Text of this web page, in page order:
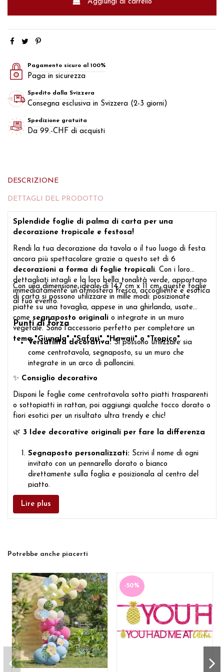
Aggiungi al carrello
Pagamento sicuro al 100%
Paga in sicurezza
Spedito dalla Svizzera
Consegna esclusiva in Svizzera (2-3 giorni)
Spedizione gratuita
Da 99.-CHF di acquisti
DESCRIZIONE
DETTAGLI DEL PRODOTTO
Splendide foglie di palma di carta per una
decorazione tropicale e festosa!
Rendi la tua decorazione da tavola o il tuo luogo di festa
ancora più spettacolare grazie a questo set di 6
decorazioni a forma di foglie tropicali. Con i loro
dettagliati intagli e la loro bella tonalità verde, apportano
immediatamente un'atmosfera fresca, accogliente e esotica
al tuo evento.
Con una dimensione ideale di 14,7 cm x 11 cm, queste foglie
di carta si possono utilizzare in mille modi: posizionate
piatte su una tovaglia, appese in una ghirlanda, usate
come segnaposto originali o integrate in un muro
vegetale. Sono l'accessorio perfetto per completare un
tema "Giungla", "Safari", "Hawaii" o "Tropico".
Punti di forza
Versatilità decorativa: Si possono utilizzare sia
come centrotavola, segnaposto, su un muro che
integrate in un arco di palloncini.
✨ Consiglio decorativo
Disponi le foglie come centrotavola sotto piatti trasparenti
o sottopiatti in rattan, poi aggiungi qualche tocco dorato o
fiori esotici per un risultato ultra trendy e chic!
🌿 3 Idee decorative originali per fare la differenza
Segnaposto personalizzati: Scrivi il nome di ogni
invitato con un pennarello dorato o bianco
direttamente sulla foglia e posizionala al centro del
piatto.
Arco di palloncini Tropicale:
palloncini del tuo arco (verdi, dorati e nude) per
vegetale ideale per le foto dei tuoi invitati.
Lire plus
Potrebbe anche piacerti
-50%